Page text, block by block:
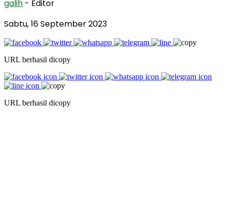
galih - Editor
Sabtu, 16 September 2023
URL berhasil dicopy
URL berhasil dicopy